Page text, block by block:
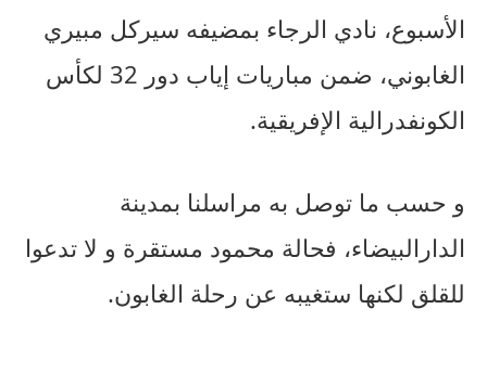
الأسبوع، نادي الرجاء بمضيفه سيركل مبيري
الغابوني، ضمن مباريات إياب دور 32 لكأس
الكونفدرالية الإفريقية.
و حسب ما توصل به مراسلنا بمدينة
الدارالبيضاء، فحالة محمود مستقرة و لا تدعوا
للقلق لكنها ستغيبه عن رحلة الغابون.